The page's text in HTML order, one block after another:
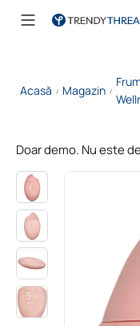
Acasă / Magazin /
Doar demo. Nu este